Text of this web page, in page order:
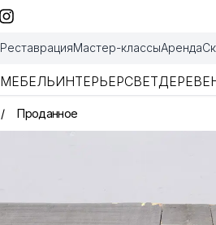
РеставрацияМастер-классыАренда
МЕБЕЛЬИНТЕРЬЕРСВЕТ
/ Проданное